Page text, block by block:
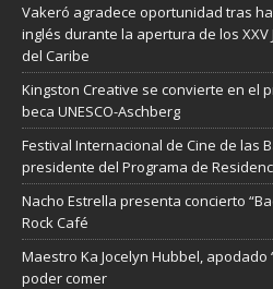
Vakeró agradece oportunidad tras
inglés durante la apertura de los
del Caribe
Kingston Creative se convierte en el
beca UNESCO-Aschberg
Festival Internacional de Cine de las
presidente del Programa de
Nacho Estrella presenta concierto
Rock Café
Maestro Ka Jocelyn Hubbel, apodado
poder comer